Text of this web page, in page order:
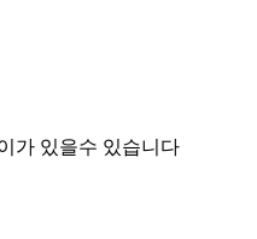
가 있을수 있습니다